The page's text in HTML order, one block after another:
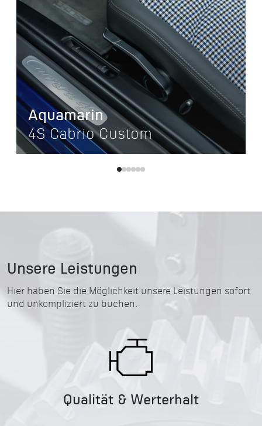
Aquamarin
4S Cabrio Custom
Unsere Leistungen
Hier haben Sie die Möglichkeit unsere Leistungen sofort
und unkompliziert zu buchen.
Qualität & Werterhalt